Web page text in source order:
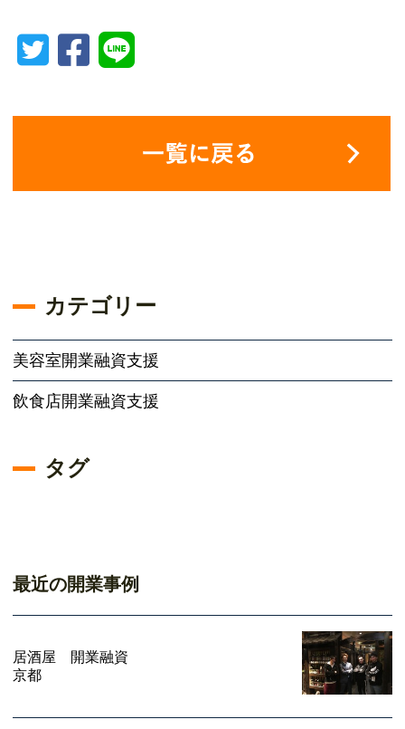
カテゴリー
美容室開業融資支援
飲食店開業融資支援
タグ
最近の開業事例
居酒屋 開業融資
京都